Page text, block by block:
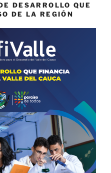
DESARROLLO QUE
DE LA REGIÓN